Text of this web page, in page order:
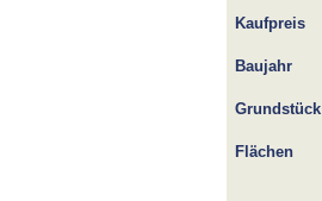
Kaufpreis
Baujahr
Grundstück
Flächen